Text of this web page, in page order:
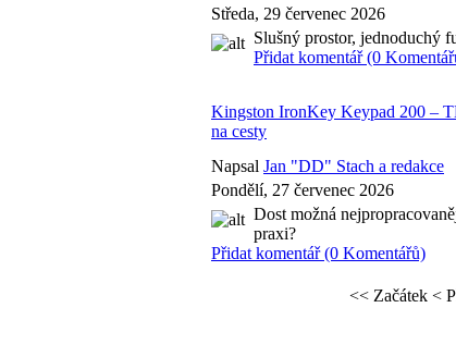
Středa, 29 červenec 2026
Slušný prostor, jednoduchý
Přidat komentář (0
Kingston IronKey Keypad 200 –
na cesty
Napsal Jan "DD" Stach a redakce
Pondělí, 27 červenec 2026
Dost možná
praxi?
Přidat komentář (0 Komentářů)
<< Začátek <